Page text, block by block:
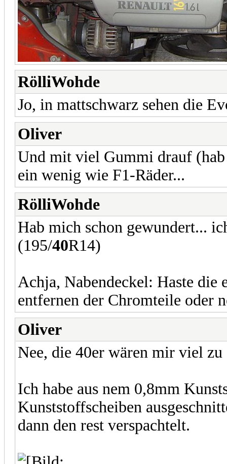
RölliWohde
Jo, in mattschwarz sehen die
Oliver
Und mit viel Gummi drauf
ein wenig wie F1-Räder...
RölliWohde
Hab mich schon gewundert...
(195/40R14)
Achja, Nabendeckel: Haste die
entfernen der Chromteile oder
Oliver
Nee, die 40er wären mir viel
Ich habe aus nem 0,8mm
Kunststoffscheiben
dann den rest verspachtelt.